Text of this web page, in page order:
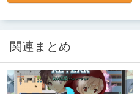
関連まとめ